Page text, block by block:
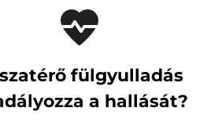
fülgyulladás
a hallását?